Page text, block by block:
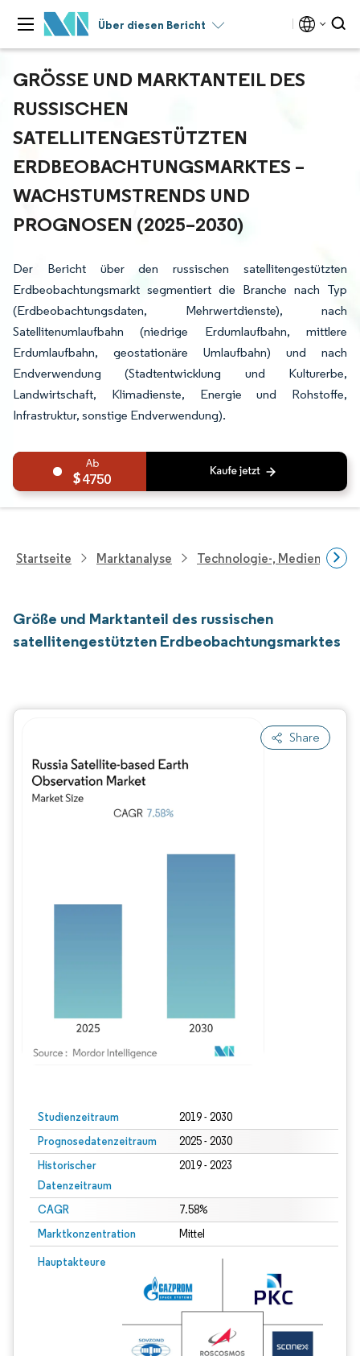
Über diesen Bericht
GRÖSSE UND MARKTANTEIL DES R
USSISCHEN S
ATELLITENGESTÜTZTEN E
RDBEOBACHTUNGSMARKTES – W
ACHSTUMSTRENDS UND P
ROGNOSEN (2025–2030)
Der Bericht über den russischen satellitengestützten
Erdbeobachtungsmarkt segmentiert die Branche nach Typ
(Erdbeobachtungsdaten, Mehrwertdienste), nach
Satellitenumlaufbahn (niedrige Erdumlaufbahn, mittlere
Erdumlaufbahn, geostationäre Umlaufbahn) und nach
Endverwendung (Stadtentwicklung und Kulturerbe,
Landwirtschaft, Klimadienste, Energie und Rohstoffe,
Infrastruktur, sonstige Endverwendung).
4750
Startseite Marktanalyse Technologie-, Medien- Und
Größe und Marktanteil des russischen
satellitengestützten Erdbeobachtungsmarktes
Share
Studienzeitraum 2019 - 2030
Prognosedatenzeitraum 2025 - 2030
Historischer
Datenzeitraum
2019 - 2023
CAGR 7.58%
Marktkonzentration Mittel
Hauptakteure